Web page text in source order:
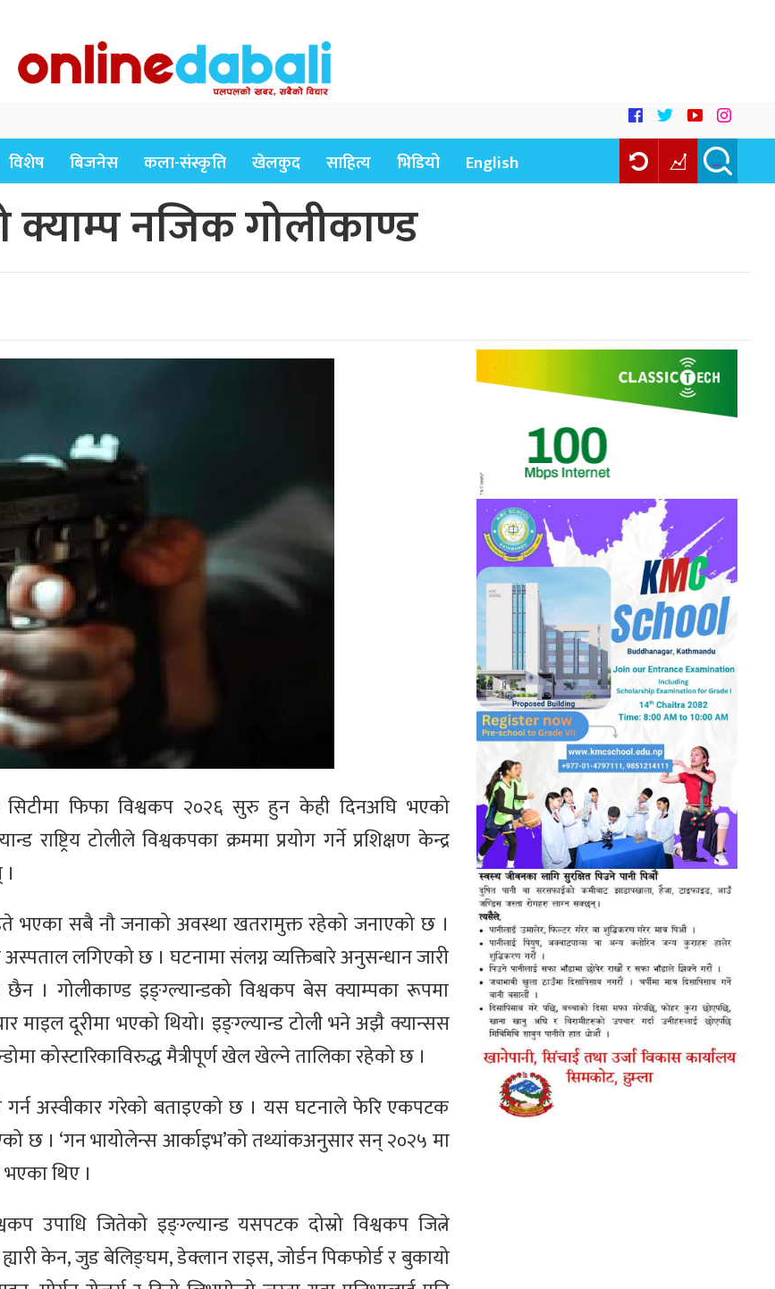
विशेष बिजनेस कला-संस्कृति खेलकुद साहित्य भिडियो English
क्याम्प नजिक गोलीकाण्ड
सिटीमा फिफा विश्वकप २०२६ सुरु हुन केही दिनअघि भएको
टोलीले विश्वकपका क्रममा प्रयोग गर्ने प्रशिक्षण केन्द्र
भएका सबै नौ जनाको अवस्था खतरामुक्त रहेको जनाएको छ ।
लगिएको छ । घटनामा संलग्न व्यक्तिबारे अनुसन्धान जारी
। गोलीकाण्ड इङ्ग्ल्यान्डको विश्वकप बेस क्याम्पका रूपमा
माइल दूरीमा भएको थियो। इङ्ग्ल्यान्ड टोली भने अझै क्यान्सस
कोस्टारिकाविरुद्ध मैत्रीपूर्ण खेल खेल्ने तालिका रहेको छ ।
अस्वीकार गरेको बताइएको छ । यस घटनाले फेरि एकपटक
छ । ‘गन भायोलेन्स आर्काइभ’को तथ्यांकअनुसार सन् २०२५ मा
थिए ।
उपाधि जितेको इङ्ग्ल्यान्ड यसपटक दोस्रो विश्वकप जित्ने
केन, जुड बेलिङ्घम, डेक्लान राइस, जोर्डन पिकफोर्ड र बुकायो